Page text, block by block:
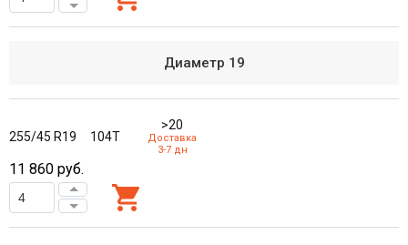
Диаметр 19
255/45 R19 104T
>20
Доставка
3-7 дн
11 860 руб.